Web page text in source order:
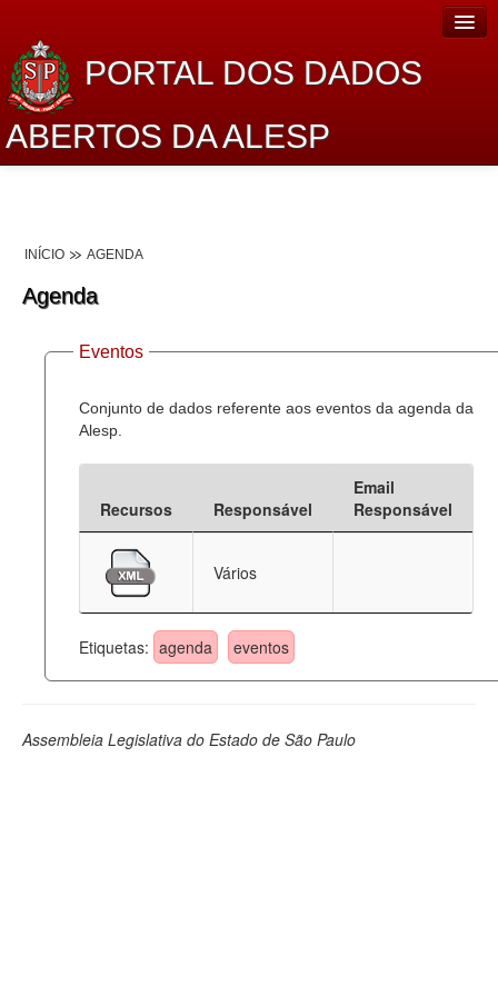
PORTAL DOS DADOS
ABERTOS DA ALESP
Lei de Acesso à Informação
Dados Governamentais Abertos
Planejamento
Catálogo de dados
Deputados Estaduais
Administração
Legislação
INÍCIO AGENDA
Agenda
Eventos
Conjunto de dados referente aos eventos da agenda da
Alesp.
Recursos Responsável
Email
Responsável
Vários
Etiquetas: agenda eventos
Assembleia Legislativa do Estado de São Paulo